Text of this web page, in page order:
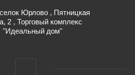
Юрлово , Пятницкая
2 , Торговый комплекс
"Идеальный дом"